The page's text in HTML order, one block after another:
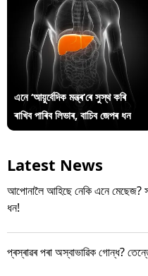
এনে ‘আয়ুৰ্বেদিক মন্ত্ৰ’ৰে সুস্থ কৰি
ৰাখিব পাৰিব লিভাৰ, বাচিব জেপৰ ধন
Latest News
আপোনালৈ আহিছে নেকি এনে মেছেজ?
ধন!
প্ৰস্ৰাৱৰ পৰা অস্বাভাৱিক গোন্ধ?